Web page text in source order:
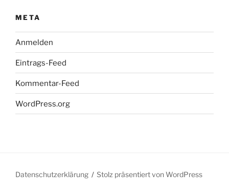
META
Anmelden
Eintrags-Feed
Kommentar-Feed
WordPress.org
Datenschutzerklärung Stolz präsentiert von WordPress